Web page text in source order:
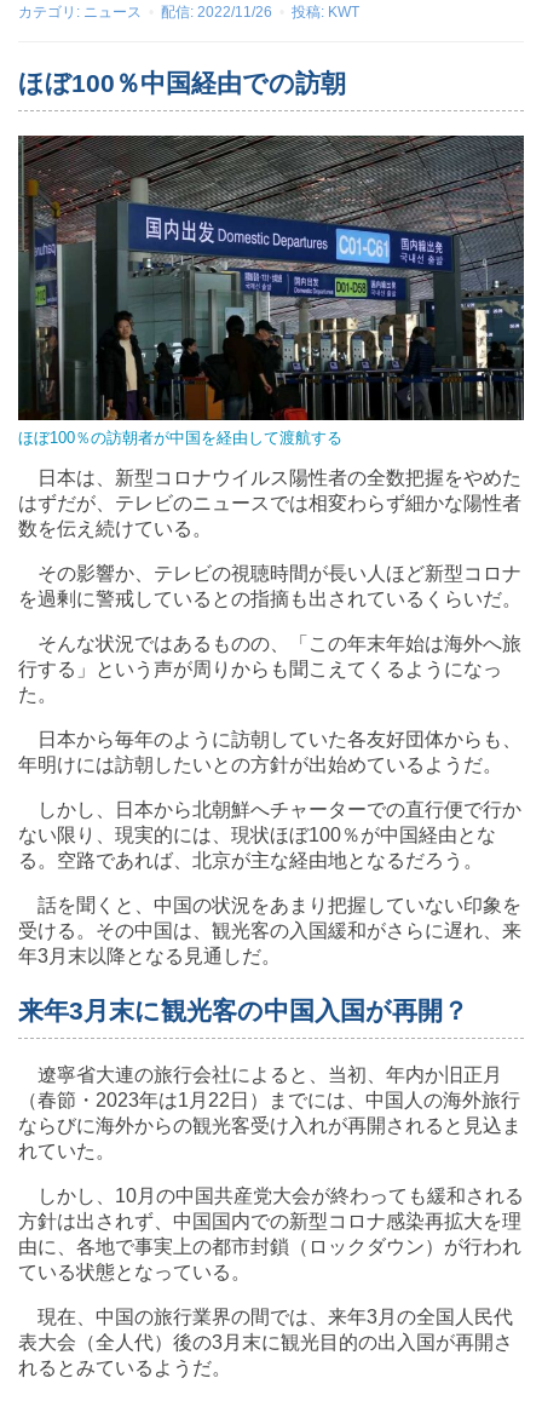
カテゴリ: ニュース 配信: 2022/11/26 投稿: KWT
ほぼ100％中国経由での訪朝
ほぼ100％の訪朝者が中国を経由して渡航する
日本は、新型コロナウイルス陽性者の全数把握をやめた
はずだが、テレビのニュースでは相変わらず細かな陽性者
数を伝え続けている。
その影響か、テレビの視聴時間が長い人ほど新型コロナ
を過剰に警戒しているとの指摘も出されているくらいだ。
そんな状況ではあるものの、「この年末年始は海外へ旅
行する」という声が周りからも聞こえてくるようになっ
た。
日本から毎年のように訪朝していた各友好団体からも、
年明けには訪朝したいとの方針が出始めているようだ。
しかし、日本から北朝鮮へチャーターでの直行便で行か
ない限り、現実的には、現状ほぼ100％が中国経由とな
る。空路であれば、北京が主な経由地となるだろう。
話を聞くと、中国の状況をあまり把握していない印象を
受ける。その中国は、観光客の入国緩和がさらに遅れ、来
年3月末以降となる見通しだ。
来年3月末に観光客の中国入国が再開？
遼寧省大連の旅行会社によると、当初、年内か旧正月
（春節・2023年は1月22日）までには、中国人の海外旅行
ならびに海外からの観光客受け入れが再開されると見込ま
れていた。
しかし、10月の中国共産党大会が終わっても緩和される
方針は出されず、中国国内での新型コロナ感染再拡大を理
由に、各地で事実上の都市封鎖（ロックダウン）が行われ
ている状態となっている。
現在、中国の旅行業界の間では、来年3月の全国人民代
表大会（全人代）後の3月末に観光目的の出入国が再開さ
れるとみているようだ。